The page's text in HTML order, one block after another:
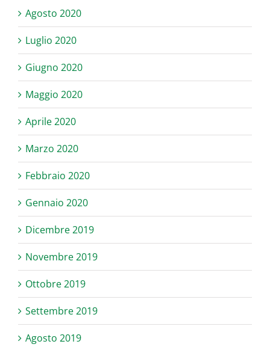
Agosto 2020
Luglio 2020
Giugno 2020
Maggio 2020
Aprile 2020
Marzo 2020
Febbraio 2020
Gennaio 2020
Dicembre 2019
Novembre 2019
Ottobre 2019
Settembre 2019
Agosto 2019